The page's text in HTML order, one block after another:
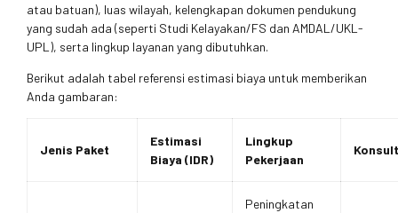
atau batuan), luas wilayah, kelengkapan dokumen pendukung
yang sudah ada (seperti Studi Kelayakan/FS dan AMDAL/UKL-
UPL), serta lingkup layanan yang dibutuhkan.
Berikut adalah tabel referensi estimasi biaya untuk memberikan
Anda gambaran:
Jenis Paket
Estimasi
Biaya (IDR)
Lingkup
Pekerjaan
Peningkatan